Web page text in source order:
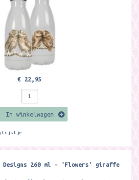
€ 22,95
In winkelwagen
Designs 260 ml - 'Flowers' giraffe